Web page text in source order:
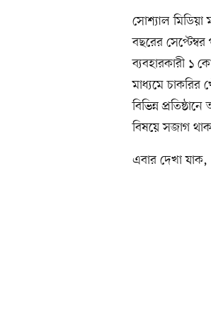
সোশ্যাল মিডিয়া
বছরের
ব্যবহারকারী ১
মাধ্যমে চাকরির
বিভিন্ন
বিষয়ে সজাগ
এবার দেখা যাক,